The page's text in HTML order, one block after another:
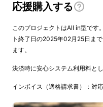
応援購入する
このプロジェクトはAll in型です
ト終了日の2025年02月25日ま
ます。
決済時に安心システム利用料と
インボイス（適格請求書）：対